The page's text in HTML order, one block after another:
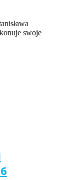
swoje